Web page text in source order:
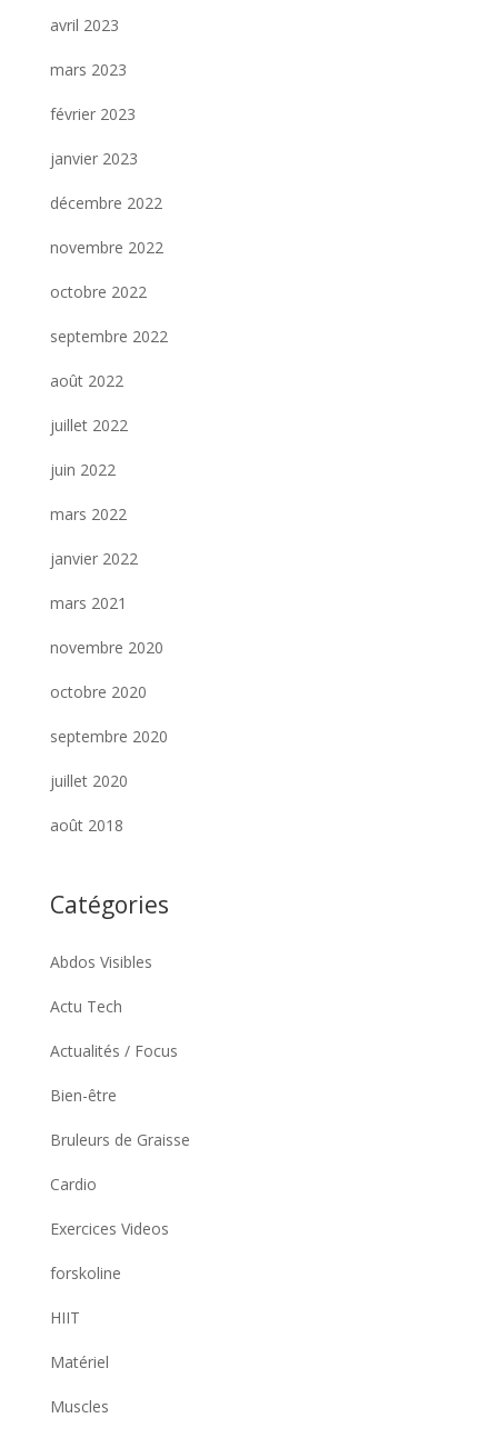
avril 2023
mars 2023
février 2023
janvier 2023
décembre 2022
novembre 2022
octobre 2022
septembre 2022
août 2022
juillet 2022
juin 2022
mars 2022
janvier 2022
mars 2021
novembre 2020
octobre 2020
septembre 2020
juillet 2020
août 2018
Catégories
Abdos Visibles
Actu Tech
Actualités / Focus
Bien-être
Bruleurs de Graisse
Cardio
Exercices Videos
forskoline
HIIT
Matériel
Muscles